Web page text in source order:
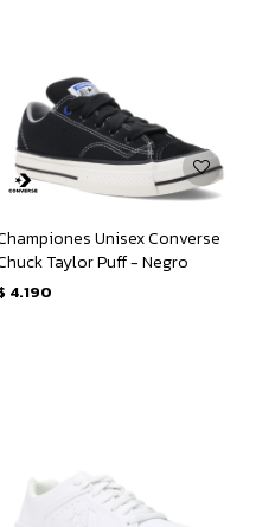
Unisex Converse
Taylor Puff - Negro
4.190